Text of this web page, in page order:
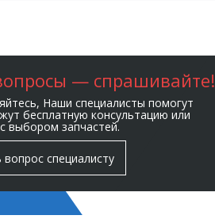
— спрашивайте!
Наши специалисты помогут
бесплатную консультацию или
выбором запчастей.
вопрос специалисту